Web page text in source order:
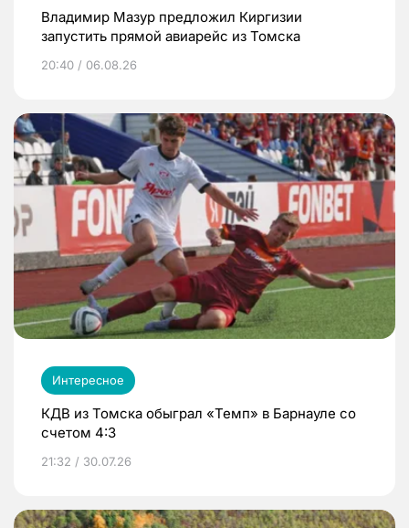
Владимир Мазур предложил Киргизии
запустить прямой авиарейс из Томска
20:40 / 06.08.26
Интересное
КДВ из Томска обыграл «Темп» в Барнауле со
счетом 4:3
21:32 / 30.07.26